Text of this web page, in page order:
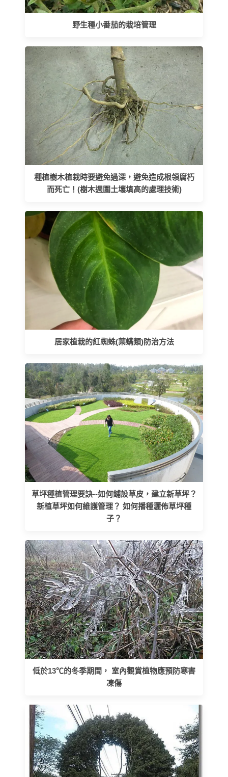
野生種小番茄的栽培管理
種植樹木植栽時要避免過深，避免造成根領腐朽
而死亡！(樹木週圍土壤填高的處理技術)
居家植栽的紅蜘蛛(葉螨類)防治方法
草坪種植管理要訣--如何鋪設草皮，建立新草坪？
新植草坪如何維護管理？ 如何播種灑佈草坪種
子？
低於13℃的冬季期間， 室內觀賞植物應預防寒害
凍傷